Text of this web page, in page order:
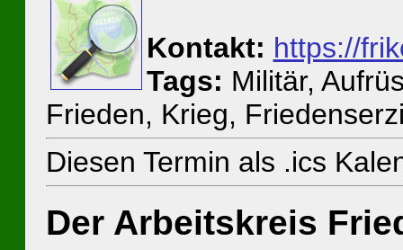
Kontakt: https://
Tags: Militär,
Frieden, Krieg,
Diesen Termin als .ics
Der Arbeitskreis